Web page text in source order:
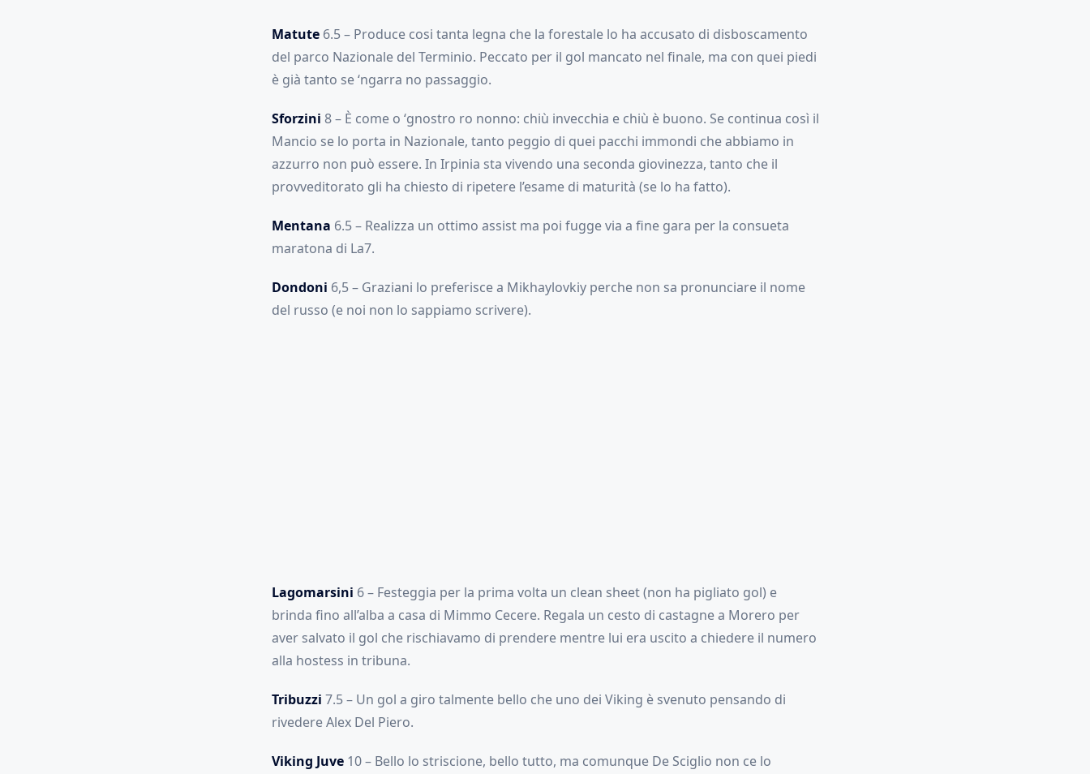
Matute6.5 – Produce cosi tanta legna che la forestale lo ha accusato di disboscamento
del parco Nazionale del Terminio. Peccato per il gol mancato nel finale, ma con quei piedi
è già tanto se ‘ngarra no passaggio.
Sforzini 8 – È come o ‘gnostro ro nonno: chiù invecchia e chiù è buono. Se continua così il
Mancio se lo porta in Nazionale, tanto peggio di quei pacchi immondi che abbiamo in
azzurro non può essere. In Irpinia sta vivendo una seconda giovinezza, tanto che il
provveditorato gli ha chiesto di ripetere l’esame di maturità (se lo ha fatto).
Mentana 6.5 – Realizza un ottimo assist ma poi fugge via a fine gara per la consueta
maratona di La7.
Dondoni 6,5 – Graziani lo preferisce a Mikhaylovkiy perche non sa pronunciare il nome
del russo (e noi non lo sappiamo scrivere).
Lagomarsini 6 – Festeggia per la prima volta un clean sheet (non ha pigliato gol) e
brinda fino all’alba a casa di Mimmo Cecere. Regala un cesto di castagne a Morero per
aver salvato il gol che rischiavamo di prendere mentre lui era uscito a chiedere il numero
alla hostess in tribuna.
Tribuzzi 7.5 – Un gol a giro talmente bello che uno dei Viking è svenuto pensando di
rivedere Alex Del Piero.
Viking Juve10 – Bello lo striscione, bello tutto, ma comunque De Sciglio non ce lo